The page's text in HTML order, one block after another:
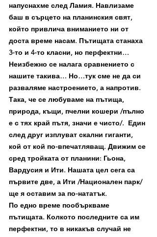
напуснахме след Ламия. Навлизаме
баш в сърцето на планинския свят,
който привлича вниманието ни от
доста време насам. Пътищата станаха
3-то и 4-то класни, но перфектни…
Неизбежно се налага сравнението с
нашите такива… Но…тук сме не да си
разваляме настроението, а напротив.
Така, че се любуваме на пътища,
природа, къщи, пчелни кошери /пълно
е с тях край пътя, значи е чисто/.  Един
след друг изплуват скални гиганти,
кой от кой по-впечатляващ. Движим се
сред тройката от планини: Гьона,
Вардусия и Ити. Нашата цел сега са
първите две, а Ити /Национален парк/
ще я оставим за по-нататък.
По едно време пообъркваме
пътищата. Колкото последните са им
перфектни, то в никакъв случай не